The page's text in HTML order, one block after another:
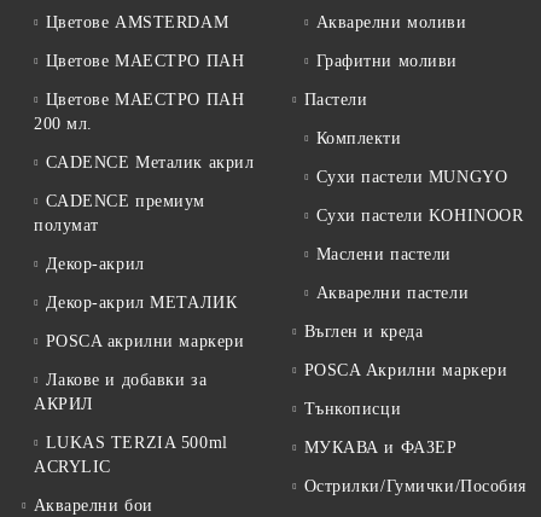
Цветове AMSTERDAM
Цветове МАЕСТРО ПАН
Цветове МАЕСТРО ПАН
200 мл.
CADENCE Металик акрил
CADENCE премиум
полумат
Декор-акрил
Декор-акрил МЕТАЛИК
POSCA акрилни маркери
Лакове и добавки за
АКРИЛ
LUKAS TERZIA 500ml
ACRYLIC
Акварелни бои
Акварелни моливи
Графитни моливи
Пастели
Комплекти
Сухи пастели MUNGYO
Сухи пастели KOHINOOR
Маслени пастели
Акварелни пастели
Въглен и креда
POSCA Акрилни маркери
Тънкописци
МУКАВА и ФАЗЕР
Острилки/Гумички/Пособия